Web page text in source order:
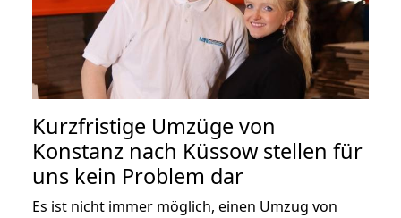
Kurzfristige Umzüge von
Konstanz nach Küssow stellen für
uns kein Problem dar
Es ist nicht immer möglich, einen Umzug von